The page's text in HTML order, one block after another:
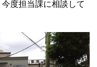
度担当課に相談して